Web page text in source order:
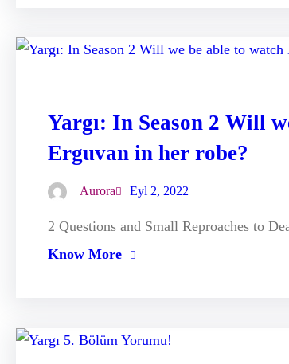
Yargı: In Season 2 Will
Erguvan in her robe?
Aurora Eyl 2, 2022
2 Questions and Small Reproaches to
Know More